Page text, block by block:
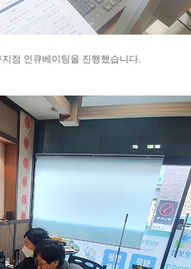
점 인큐베이팅을 진행했습니다.